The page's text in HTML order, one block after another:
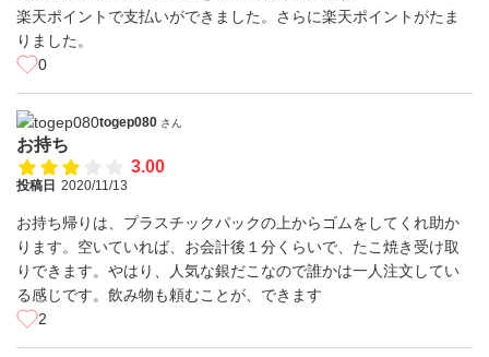
楽天ポイントで支払いができました。さらに楽天ポイントがたま
りました。
0
togep080 さん
お持ち
3.00
投稿日 2020/11/13
お持ち帰りは、プラスチックパックの上からゴムをしてくれ助か
ります。空いていれば、お会計後１分くらいで、たこ焼き受け取
りできます。やはり、人気な銀だこなので誰かは一人注文してい
る感じです。飲み物も頼むことが、できます
2